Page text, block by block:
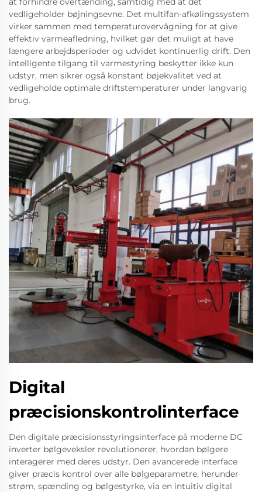
vedligeholder bøjningsevne. Det multifan-afkølingssystem
virker sammen med temperaturovervågning for at give
effektiv varmeafledning, hvilket gør det muligt at have
længere arbejdsperioder og udvidet kontinuerlig drift. Den
intelligente tilgang til varmestyring beskytter ikke kun
udstyr, men sikrer også konstant bøjekvalitet ved at
vedligeholde optimale driftstemperaturer under langvarig
brug.
Digital
præcisionskontrolinterface
Den digitale præcisionsstyringsinterface på moderne DC
inverter bølgeveksler revolutionerer, hvordan bølgere
interagerer med deres udstyr. Den avancerede interface
giver præcis kontrol over alle bølgeparametre, herunder
strøm, spænding og bølgestyrke, via en intuitiv digital